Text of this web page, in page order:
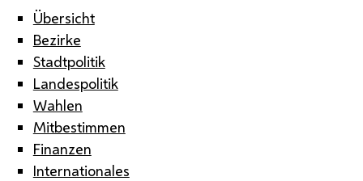
Übersicht
Bezirke
Stadtpolitik
Landespolitik
Wahlen
Mitbestimmen
Finanzen
Internationales